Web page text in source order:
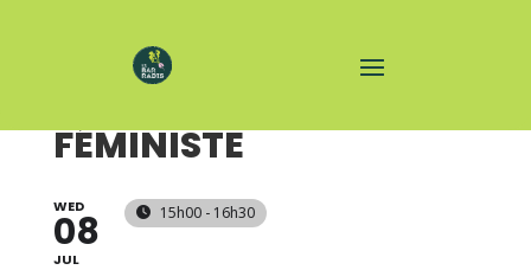
FÉMINISTE
WED
08
JUL
15h00 - 16h30